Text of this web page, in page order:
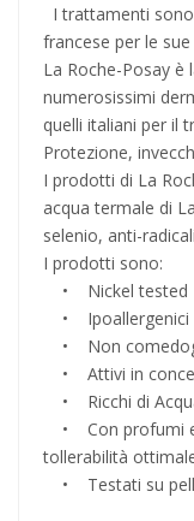
I trattamenti
francese per le
La Roche-Posay
numerosissimi
quelli italiani per il
Protezione,
I prodotti di La
acqua termale di
selenio, anti-
I prodotti sono:
• Nickel tested
• Ipoallergenici
• Non
• Attivi in
• Ricchi di
• Con profumi e
tollerabilità
• Testati su